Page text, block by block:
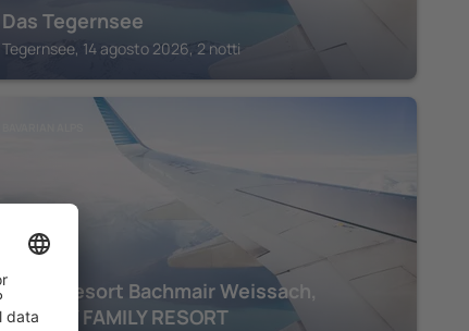
Das Tegernsee
Tegernsee, 14 agosto 2026, 2 notti
Spa & Resort Bachmair Weissach,
LUXURY FAMILY RESORT